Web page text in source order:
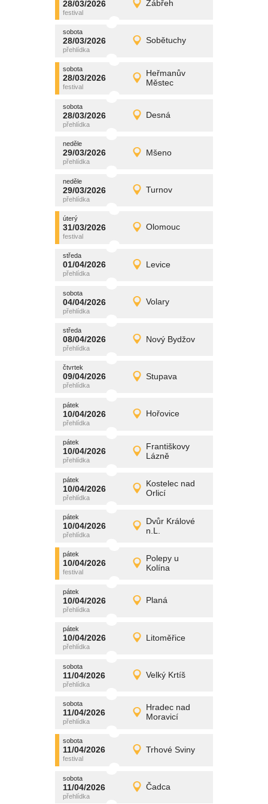
28/03/2026 Zábřeh
sobota
28/03/2026 Detail
sobota
28/03/2026 Sobětuchy
sobota
28/03/2026 Detail
promítání
sobota
28/03/2026
Heřmanův
Městec
sobota
28/03/2026 Detail
promítání
sobota
28/03/2026 Desná
sobota
28/03/2026 Detail
promítání
neděle
29/03/2026 Mšeno
neděle
29/03/2026 Detail
promítání
neděle
29/03/2026 Turnov
neděle
29/03/2026 Detail
promítání
úterý
31/03/2026 Olomouc
úterý
31/03/2026 Detail
promítání
středa
01/04/2026 Levice
středa
01/04/2026 Detail
promítání
sobota
04/04/2026 Volary
sobota
04/04/2026 Detail
promítání
středa
08/04/2026 Nový Bydžov
středa
08/04/2026 Detail
promítání
čtvrtek
09/04/2026 Stupava
čtvrtek
09/04/2026 Detail
promítání
pátek
10/04/2026 Hořovice
pátek
10/04/2026 Detail
promítání
pátek
10/04/2026
Františkovy
Lázně
pátek
10/04/2026 Detail
promítání
pátek
10/04/2026
Kostelec nad
Orlicí
pátek
10/04/2026 Detail
promítání
pátek
10/04/2026
Dvůr Králové
n.L.
pátek
10/04/2026 Detail
promítání
pátek
10/04/2026
Polepy u
Kolína
pátek
10/04/2026 Detail
promítání
pátek
10/04/2026 Planá
pátek
10/04/2026 Detail
promítání
pátek
10/04/2026 Litoměřice
pátek
10/04/2026 Detail
promítání
sobota
11/04/2026 Velký Krtíš
sobota
11/04/2026 Detail
promítání
sobota
11/04/2026
Hradec nad
Moravicí
sobota
11/04/2026 Detail
promítání
sobota
11/04/2026 Trhové Sviny
sobota
11/04/2026 Detail
promítání
sobota
11/04/2026 Čadca
sobota
11/04/2026 Detail
promítání